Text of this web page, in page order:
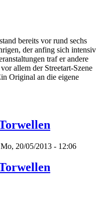
bereits vor rund sechs
der anfing sich intensiv
traf er andere
allem der Streetart-Szene
Original an die eigene
20/05/2013 - 12:06